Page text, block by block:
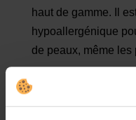
haut de gamme. Il
hypoallergénique
de peaux, même les
nettoyage est